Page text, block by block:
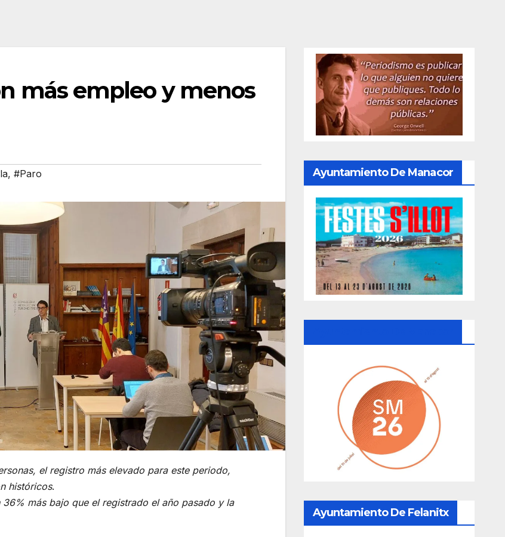
más empleo y menos
, #Paro
el registro más elevado para este periodo,
históricos.
más bajo que el registrado el año pasado y la
Ayuntamiento De Manacor
Ayuntamiento De Felanitx